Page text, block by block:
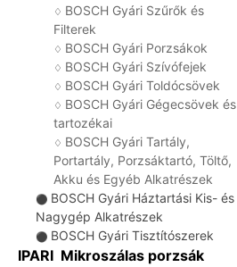
♢ BOSCH Gyári Szűrők és
Filterek
♢ BOSCH Gyári Porzsákok
♢ BOSCH Gyári Szívófejek
♢ BOSCH Gyári Toldócsövek
♢ BOSCH Gyári Gégecsövek és
tartozékai
♢ BOSCH Gyári Tartály,
Portartály, Porzsáktartó, Töltő,
Akku és Egyéb Alkatrészek
⚫ BOSCH Gyári Háztartási Kis- és
Nagygép Alkatrészek
⚫ BOSCH Gyári Tisztítószerek
IPARI Mikroszálas porzsák